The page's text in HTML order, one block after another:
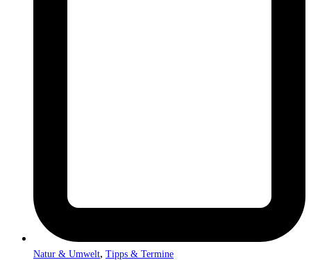
Natur & Umwelt, Tipps & Termine